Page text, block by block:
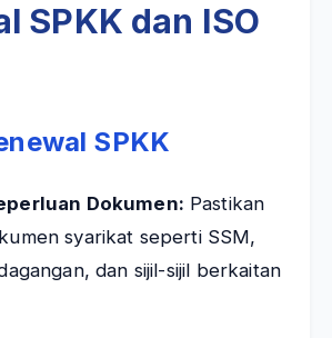
SPKK dan ISO
SPKK
Dokumen: Pastikan
syarikat seperti SSM,
dan sijil-sijil berkaitan